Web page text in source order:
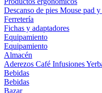
Descanso de pies Mouse pad y
Ferretería
Fichas y adaptadores
Equipamiento
Equipamiento
Almacén
Aderezos Café Infusiones
Bebidas
Bebidas
Bazar